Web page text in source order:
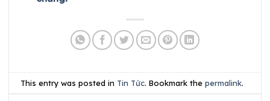
This entry was posted in Tin Tức. Bookmark thepermalink.